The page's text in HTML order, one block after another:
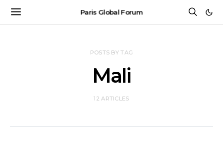
Paris Global Forum
POSTS BY TAG
Mali
12 ARTICLES